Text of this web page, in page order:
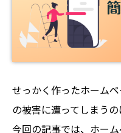
せっかく作ったホーム
の被害に遭ってしまうの
今回の記事では、ホー